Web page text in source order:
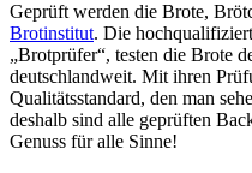
Geprüft werden die Brote,
Brotinstitut. Die
„Brotprüfer“, testen die Brote
deutschlandweit. Mit ihren
Qualitätsstandard, den man
deshalb sind alle geprüften
Genuss für alle Sinne!